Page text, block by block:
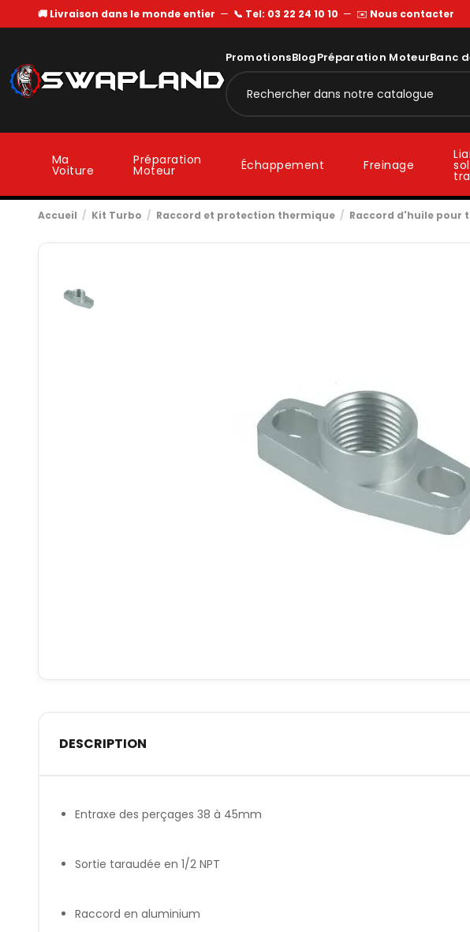
🚚 Livraison dans le monde entier — 📞 Tel: 03 22 24 10 10 — ✉️ Nous contacter
PromotionsBlogPréparation MoteurBanc
Ma
Voiture
Préparation
Moteur Échappement Freinage
Accueil Kit Turbo Raccord et protection thermique Raccord d'huile pour
DESCRIPTION
Entraxe des perçages 38 à 45mm
Sortie taraudée en 1/2 NPT
Raccord en aluminium